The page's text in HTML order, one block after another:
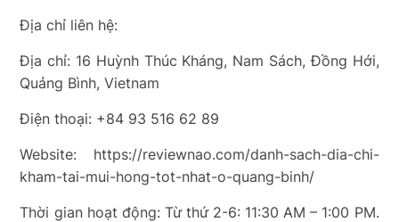
Địa chỉ liên hệ:
Địa chỉ: 16 Huỳnh Thúc Kháng, Nam Sách, Đồng Hới,
Quảng Bình, Vietnam
Điện thoại: +84 93 516 62 89
Website: https://reviewnao.com/danh-sach-dia-chi-
kham-tai-mui-hong-tot-nhat-o-quang-binh/
Thời gian hoạt động: Từ thứ 2-6: 11:30 AM – 1:00 PM.